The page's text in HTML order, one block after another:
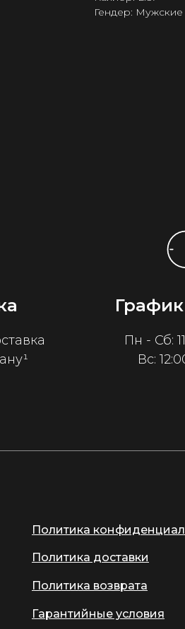
Гендер: Мужские
Пн - Сб:
Вс:
Политика
Политика доставки
Политика возврата
Гарантийные условия